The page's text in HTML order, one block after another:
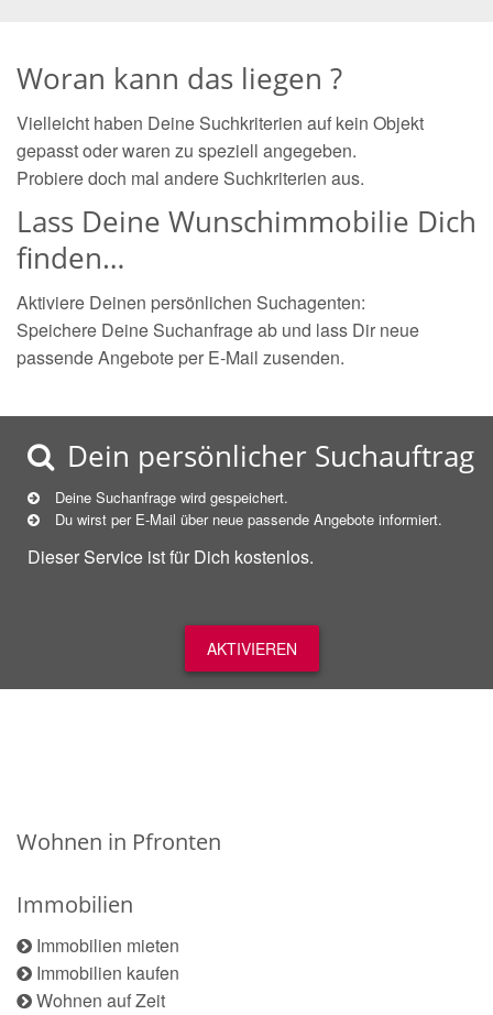
Woran kann das liegen ?
Vielleicht haben Deine Suchkriterien auf kein Objekt
gepasst oder waren zu speziell angegeben.
Probiere doch mal andere Suchkriterien aus.
Lass Deine Wunschimmobilie Dich
finden…
Aktiviere Deinen persönlichen Suchagenten:
Speichere Deine Suchanfrage ab und lass Dir neue
passende Angebote per E-Mail zusenden.
Dein persönlicher Suchauftrag
Deine Suchanfrage wird gespeichert.
Du wirst per E-Mail über neue passende Angebote informiert.
Dieser Service ist für Dich kostenlos.
AKTIVIEREN
Wohnen in Pfronten
Immobilien
Immobilien mieten
Immobilien kaufen
Wohnen auf Zeit